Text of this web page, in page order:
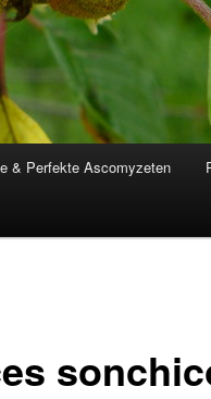
& Perfekte Ascomyzeten